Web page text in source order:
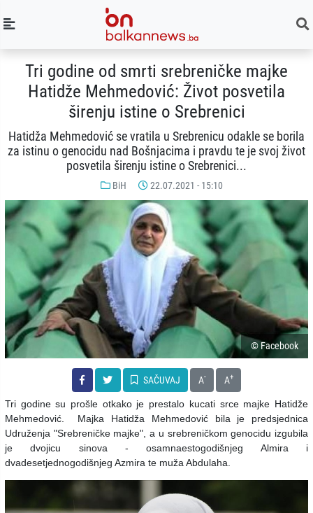
Tri godine od smrti srebreničke majke
Hatidže Mehmedović: Život posvetila
širenju istine o Srebrenici
Hatidža Mehmedović se vratila u Srebrenicu odakle se borila
za istinu o genocidu nad Bošnjacima i pravdu te je svoj život
posvetila širenju istine o Srebrenici...
BiH 22.07.2021 - 15:10
© Facebook
SAČUVAJ A- A+
Tri godine su prošle otkako je prestalo kucati srce majke Hatidže
Mehmedović. Majka Hatidža Mehmedović bila je predsjednica
Udruženja "Srebreničke majke", a u srebreničkom genocidu izgubila
je dvojicu sinova - osamnaestogodišnjeg Almira i
dvadesetjednogodišnjeg Azmira te muža Abdulaha.